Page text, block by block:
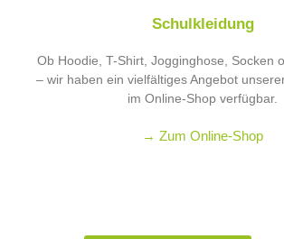
Schulkleidung
Ob Hoodie, T-Shirt, Jogginghose, Socken
– wir haben ein vielfältiges Angebot
im Online-Shop verfügbar.
→ Zum Online-Shop